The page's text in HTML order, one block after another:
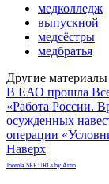
медколледж
выпускной
медсёстры
медбратья
Другие материалы
В ЕАО прошла
«Работа России.
осужденных
операции
Наверх
Joomla SEF URLs by Artio